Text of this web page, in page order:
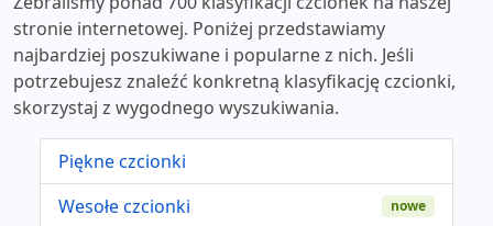
stronie internetowej. Poniżej przedstawiamy
najbardziej poszukiwane i popularne z nich. Jeśli
potrzebujesz znaleźć konkretną klasyfikację czcionki,
skorzystaj z wygodnego wyszukiwania.
Piękne czcionki
Wesołe czcionki
nowe